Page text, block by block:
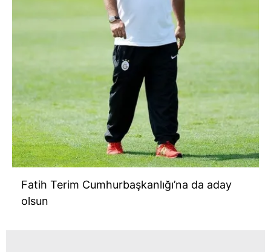
Fatih Terim Cumhurbaşkanlığı’na da aday
olsun